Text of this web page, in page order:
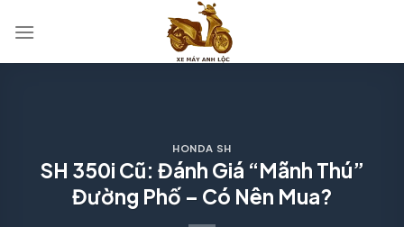
HONDA SH
SH 350i Cũ: Đánh Giá “Mãnh Thú”
Đường Phố – Có Nên Mua?